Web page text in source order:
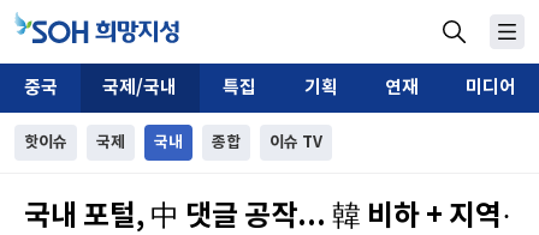
중국 국제/국내 특집 기획 연재 미디어
핫이슈 국제 국내 종합 이슈 TV
국내 포털, 中 댓글 공작... 韓 비하 + 지역·